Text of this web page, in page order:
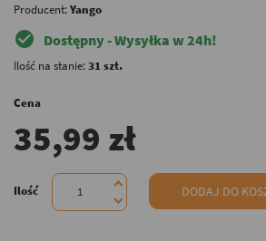
Producent:Yango
check_circle Dostępny - Wysyłka w 24h!
Ilość na stanie:31 szt.
Cena
35,99 zł
Ilość DODAJ DO